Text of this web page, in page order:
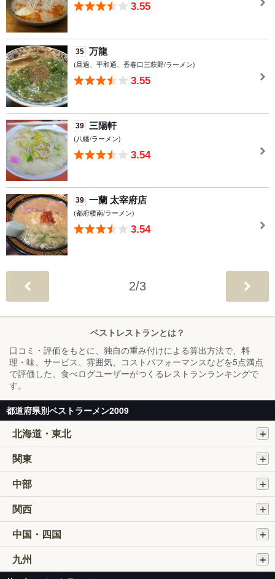
3.55
35 万龍
(旦過、平和通、香春口三萩野/ラーメン)
3.55
39 三陽軒
(八幡/ラーメン)
3.54
39 一蘭 太宰府店
(都府楼南/ラーメン)
3.54
2/3
ベストレストランとは？
口コミ・評価をもとに、独自の重み付けによる算出方法で、料
理・味、サービス、雰囲気、コストパフォーマンスなどを5点満点
で評価した、食べログユーザーがつくるレストランランキングで
す。
都道府県別ベストラーメン2009
北海道・東北
関東
中部
関西
中国・四国
九州